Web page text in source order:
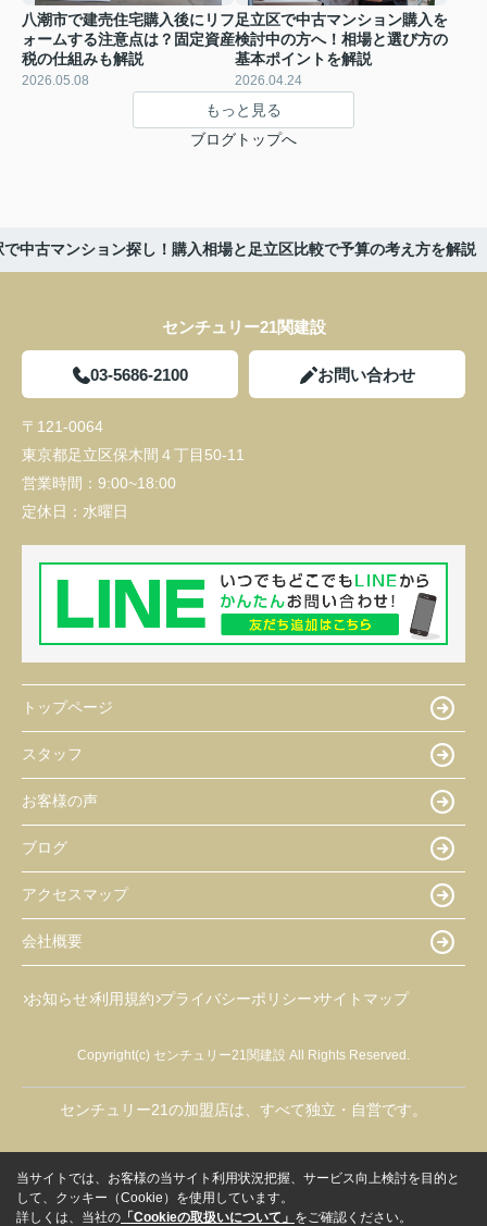
八潮市で建売住宅購入後にリフ
ォームする注意点は？固定資産
税の仕組みも解説
2026.05.08
足立区で中古マンション購入を
検討中の方へ！相場と選び方の
基本ポイントを解説
2026.04.24
もっと見る
ブログトップへ
中古マンション探し！購入相場と足立区比較で予算の考え方を解説
センチュリー21関建設
03-5686-2100 お問い合わせ
〒121-0064
東京都足立区保木間４丁目50-11
営業時間： 9:00~18:00
定休日： 水曜日
トップページ
スタッフ
お客様の声
ブログ
アクセスマップ
会社概要
お知らせ 利用規約 プライバシーポリシー サイトマップ
Copyright(c) センチュリー21関建設 All Rights Reserved.
センチュリー21の加盟店は、すべて独立・自営です。
当サイトでは、お客様の当サイト利用状況把握、サービス向上検討を目的と
して、クッキー（Cookie）を使用しています。
詳しくは、当社の 「Cookieの取扱いについて」 をご確認ください。